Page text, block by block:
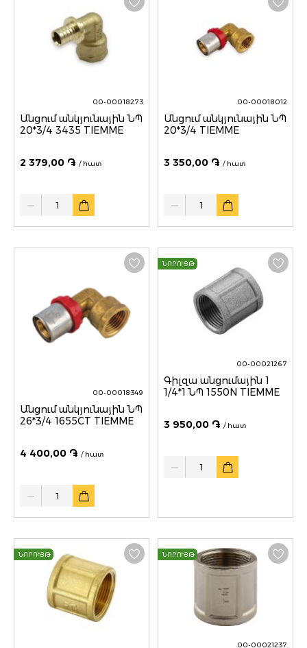
00-00018273
Անցում անկյունային ՆՊ
20*3/4 3435 TIEMME
2 379,00 ֏ / հատ
00-00018012
Անցում անկյունային ՆՊ
20*3/4 TIEMME
3 350,00 ֏ / հատ
00-00018349
Անցում անկյունային ՆՊ
26*3/4 1655CT TIEMME
4 400,00 ֏ / հատ
ՆՈՐՈՒՅԹ
00-00021267
Գիլզա անցումային 1
1/4*1 ՆՊ 1550N TIEMME
3 950,00 ֏ / հատ
Quantity
ՆՈՐՈՒՅԹ ՆՈՐՈՒՅԹ
00-00021237